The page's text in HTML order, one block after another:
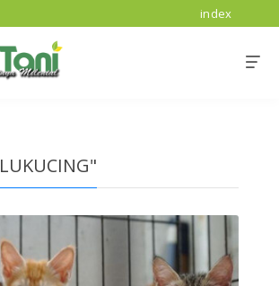
index